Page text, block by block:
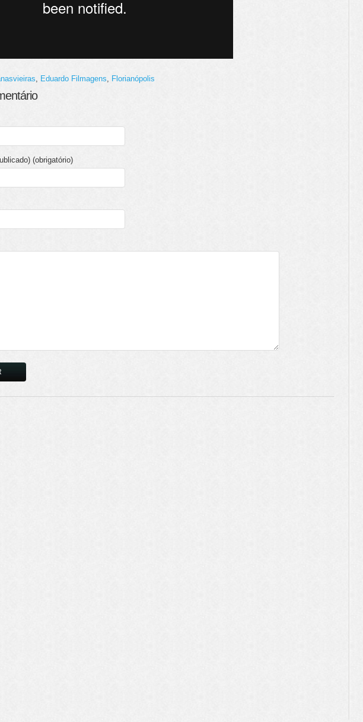
Eduardo Filmagens Florianópolis
(obrigatório)